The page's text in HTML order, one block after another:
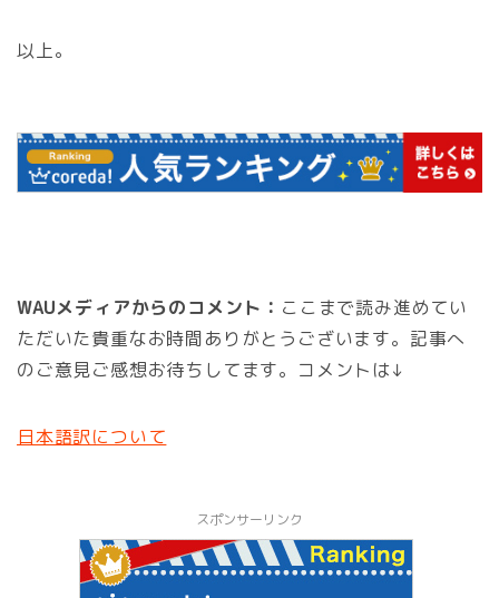
以上。
WAUメディアからのコメント： ここまで読み進めてい
ただいた貴重なお時間ありがとうございます。記事へ
のご意見ご感想お待ちしてます。コメントは↓
日本語訳について
スポンサーリンク